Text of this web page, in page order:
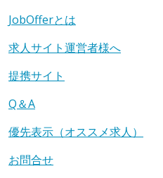
JobOfferとは
求人サイト運営者様へ
提携サイト
Q＆A
優先表示（オススメ求人）
お問合せ